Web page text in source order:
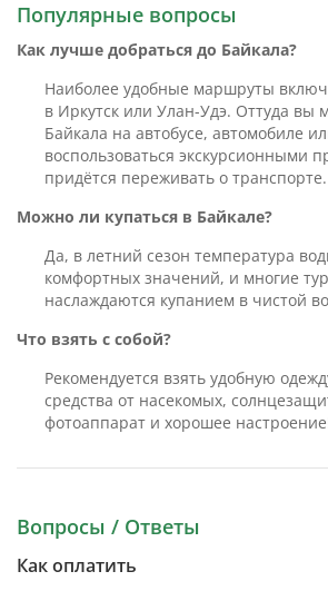
Популярные вопросы
Как лучше добраться до Байкала?
Наиболее удобные маршруты
в Иркутск или Улан-Удэ. Оттуда вы
Байкала на автобусе, автомобиле
воспользоваться экскурсионными
придётся переживать о транспорте.
Можно ли купаться в Байкале?
Да, в летний сезон температура
комфортных значений, и многие
наслаждаются купанием в чистой
Что взять с собой?
Рекомендуется взять удобную
средства от насекомых,
фотоаппарат и хорошее
Вопросы / Ответы
Как оплатить